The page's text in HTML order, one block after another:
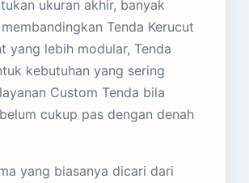
ukuran akhir, banyak
Tenda Kerucut
yang lebih modular, Tenda
kebutuhan yang sering
layanan Custom Tenda bila
cukup pas dengan denah
yang biasanya dicari dari